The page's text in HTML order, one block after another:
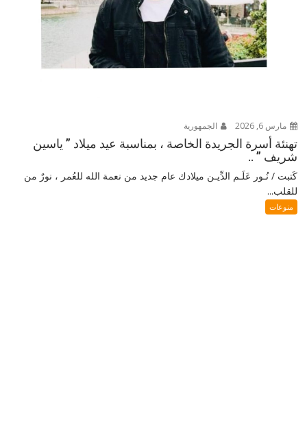
مارس 6, 2026 الجمهورية
تهنئة أسرة الجريدة الخاصة ، بمناسبة عيد ميلاد ” ياسين
شريف ” ..
كَتبت / نُـور عَلَـم الدِّيـن ميلادك عام جديد من نعمة الله للعُمر ، نورٌ من
للقلب...
منوعات